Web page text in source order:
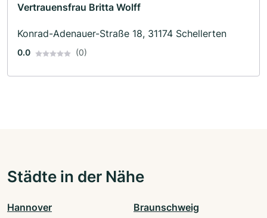
Vertrauensfrau Britta Wolff
Konrad-Adenauer-Straße 18, 31174 Schellerten
0.0 (0)
Städte in der Nähe
Hannover Braunschweig